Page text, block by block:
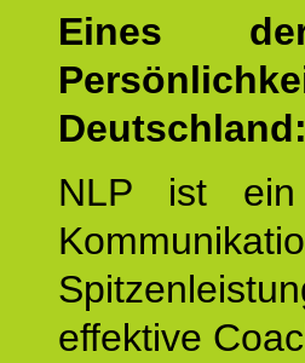
Eines
Deutschland:
NLP ist ein
effektive